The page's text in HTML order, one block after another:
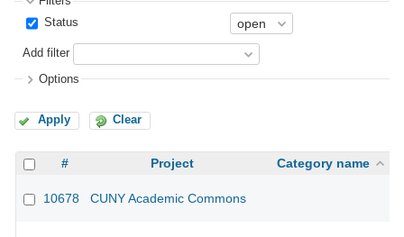
Status
Add filter
Options
Apply Clear
# Project Category name
10678 CUNY Academic Commons